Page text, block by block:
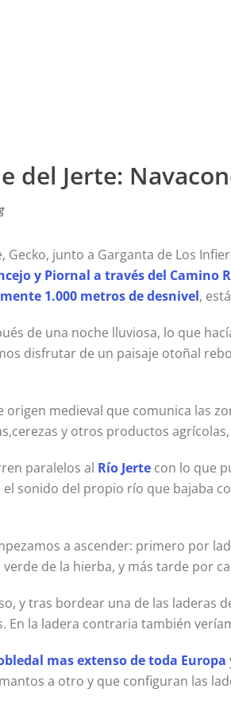
del Jerte:
Gecko, junto a Garganta de Los
y Piornal a través del Camino
1.000 metros de desnivel,
de una noche lluviosa, lo que
disfrutar de un paisaje otoñal
origen medieval que comunica las
y otros productos
paralelos al Río Jerte con lo que
sonido del propio río que bajaba
a ascender: primero por
de la hierba, y más tarde por
y tras bordear una de las laderas
En la ladera contraria también
mas extenso de toda Europa
a otro y que configuran las